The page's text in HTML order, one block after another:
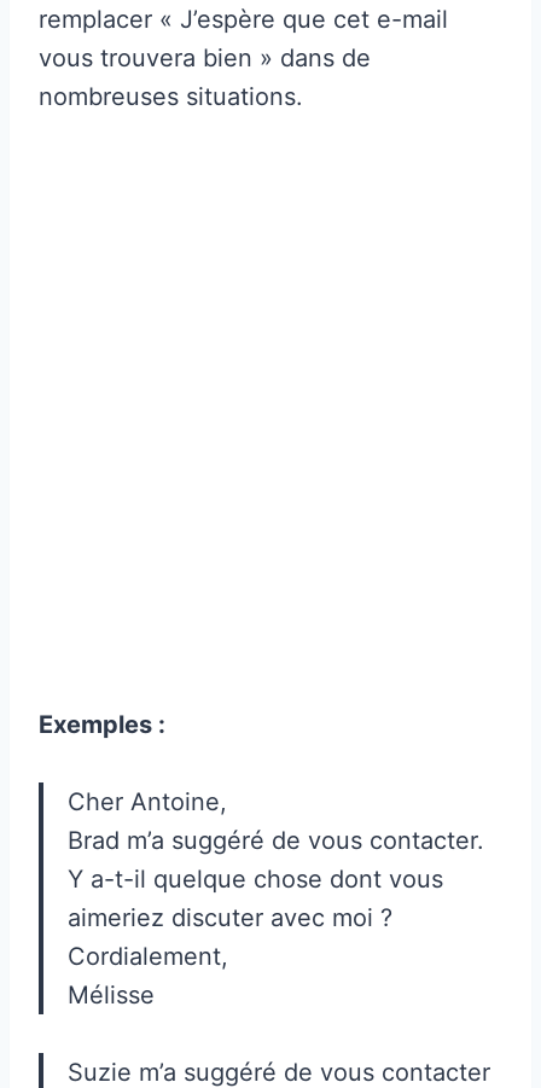
remplacer « J’espère que cet e-mail
vous trouvera bien » dans de
nombreuses situations.
Exemples :
Cher Antoine,
Brad m’a suggéré de vous contacter.
Y a-t-il quelque chose dont vous
aimeriez discuter avec moi ?
Cordialement,
Mélisse
Suzie m’a suggéré de vous contacter